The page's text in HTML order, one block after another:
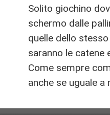
Solito giochino
schermo dalle
quelle dello
saranno le catene
Come sempre
anche se uguale a